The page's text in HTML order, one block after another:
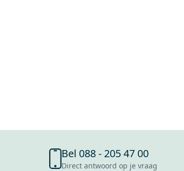
Bel 088 - 205 47 00
Direct antwoord op je vraag